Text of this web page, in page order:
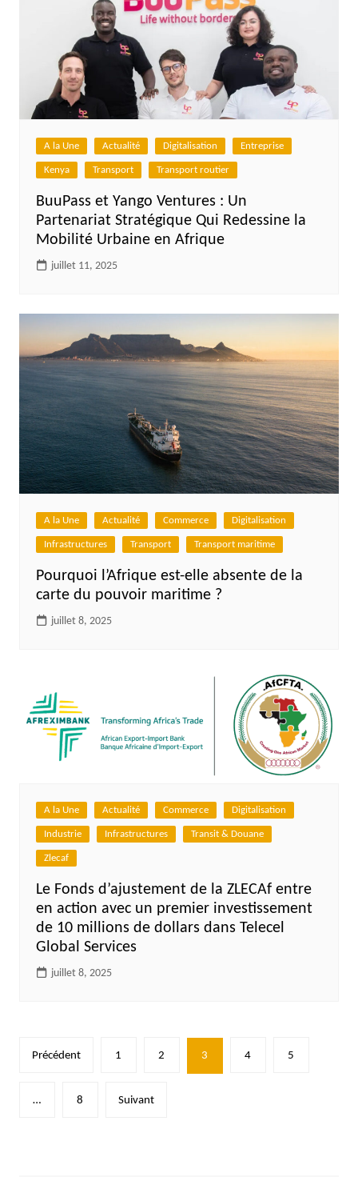
A la Une Actualité Digitalisation Entreprise
Kenya Transport Transport routier
BuuPass et Yango Ventures : Un
Partenariat Stratégique Qui Redessine la
Mobilité Urbaine en Afrique
juillet 11, 2025
A la Une Actualité Commerce Digitalisation
Infrastructures Transport Transport maritime
Pourquoi l’Afrique est-elle absente de la
carte du pouvoir maritime ?
juillet 8, 2025
A la Une Actualité Commerce Digitalisation
Industrie Infrastructures Transit & Douane
Zlecaf
Le Fonds d’ajustement de la ZLECAf entre
en action avec un premier investissement
de 10 millions de dollars dans Telecel
Global Services
juillet 8, 2025
Pagination
publications
Précédent 1 2 3 4 5
… 8 Suivant